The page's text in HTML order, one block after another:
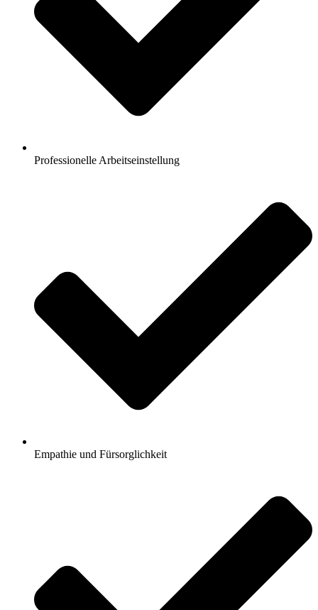
Professionelle Arbeitseinstellung
Empathie und Fürsorglichkeit